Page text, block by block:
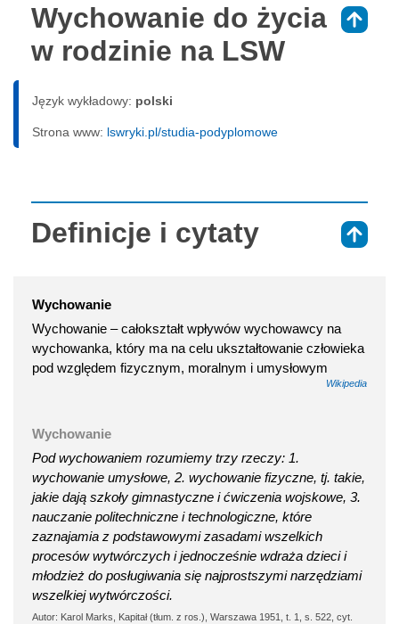
Wychowanie do życia
w rodzinie na LSW
Język wykładowy: polski
Strona www: lswryki.pl/studia-podyplomowe
Definicje i cytaty
Wychowanie
Wychowanie – całokształt wpływów wychowawcy na
wychowanka, który ma na celu ukształtowanie człowieka
pod względem fizycznym, moralnym i umysłowym
Wikipedia
Wychowanie
Pod wychowaniem rozumiemy trzy rzeczy: 1.
wychowanie umysłowe, 2. wychowanie fizyczne, tj. takie,
jakie dają szkoły gimnastyczne i ćwiczenia wojskowe, 3.
nauczanie politechniczne i technologiczne, które
zaznajamia z podstawowymi zasadami wszelkich
procesów wytwórczych i jednocześnie wdraża dzieci i
młodzież do posługiwania się najprostszymi narzędziami
wszelkiej wytwórczości.
Autor: Karol Marks, Kapitał (tłum. z ros.), Warszawa 1951, t. 1, s. 522, cyt.